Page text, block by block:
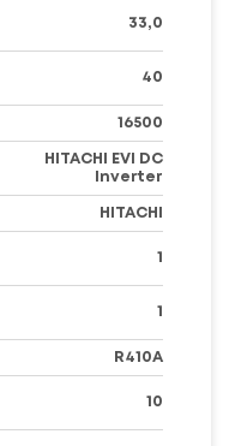
33,0
40
16500
HITACHI EVI DC
Inverter
HITACHI
1
1
R410A
10